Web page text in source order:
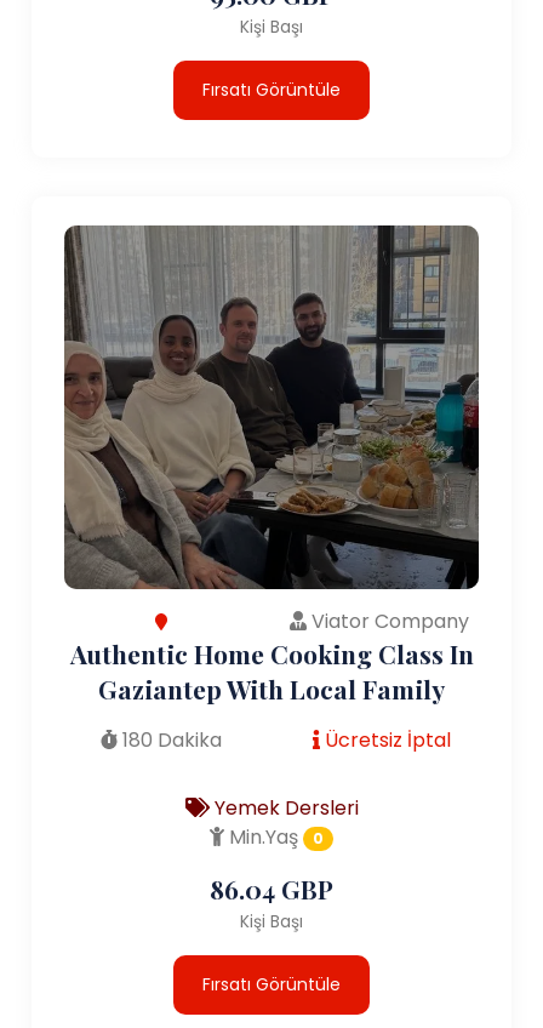
Kişi Başı
Fırsatı Görüntüle
Viator Company
Authentic Home Cooking Class In
Gaziantep With Local Family
180 Dakika Ücretsiz İptal
Yemek Dersleri
Min.Yaş
0
86.04 GBP
Kişi Başı
Fırsatı Görüntüle